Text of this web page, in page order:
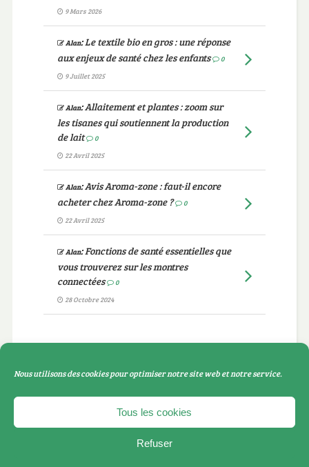
Nous utilisons des cookies pour optimiser notre site web et notre service.
Tous les cookies
Refuser
9 Mars 2026
Alan:Le textile bio en gros : une réponse
aux enjeux de santé chez les enfants
0
9 Juillet 2025
Alan:Allaitement et plantes : zoom sur
les tisanes qui soutiennent la production
de lait
0
22 Avril 2025
Alan:Avis Aroma-zone : faut-il encore
acheter chez Aroma-zone ?
0
22 Avril 2025
Alan:Fonctions de santé essentielles que
vous trouverez sur les montres
connectées
0
28 Octobre 2024
Catégories